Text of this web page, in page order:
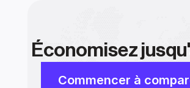
Économisez
Commencer à